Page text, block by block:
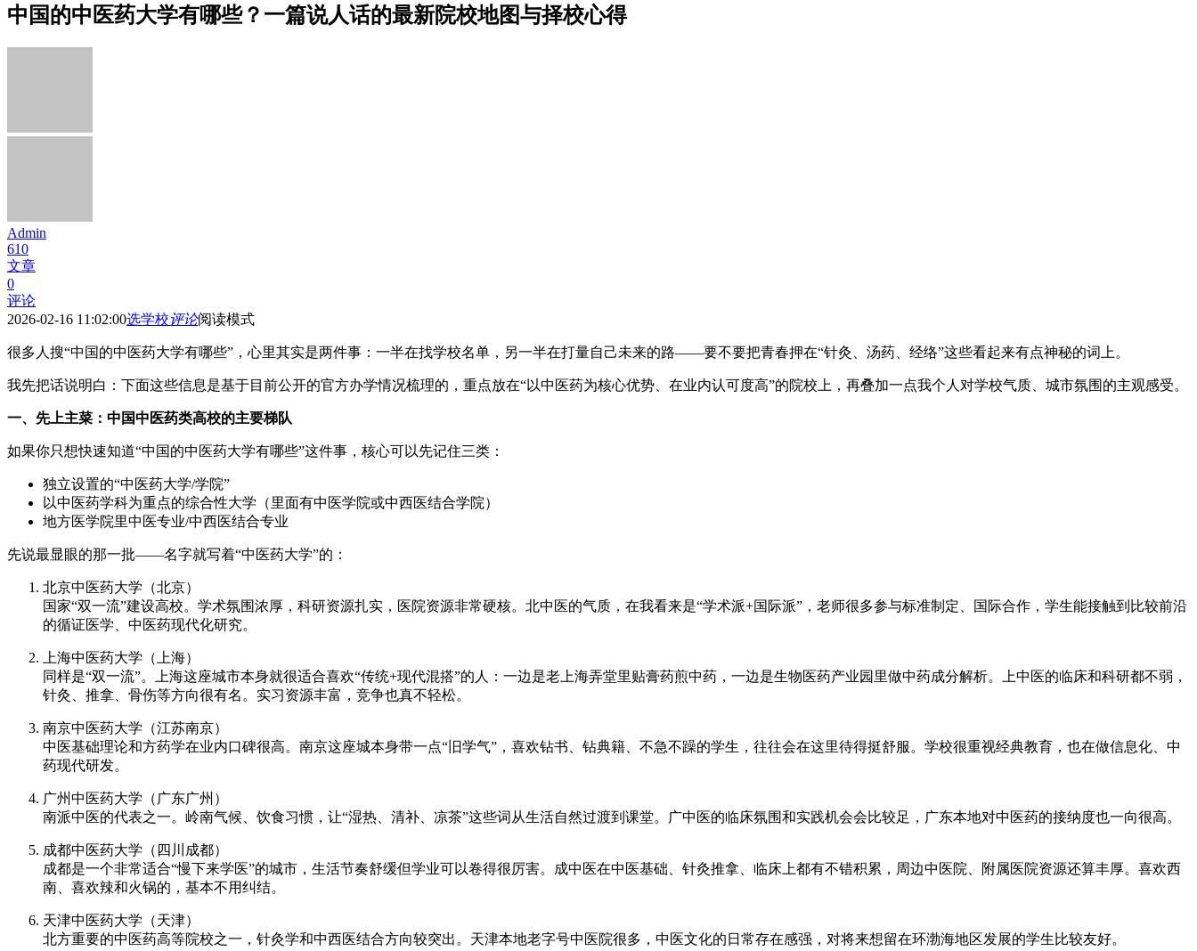
中国的中医药大学有哪些？一篇说人话的最新院校地图与择校心得
Admin
610
文章
0
评论
2026-02-16 11:02:00选学校评论阅读模式
很多人搜“中国的中医药大学有哪些”，心里其实是两件事：一半在找学校名单，另一半在打量自己未来的路——要不要把青春押在“针灸、汤药、经络”这些看起来有点神秘的词上。
我先把话说明白：下面这些信息是基于目前公开的官方办学情况梳理的，重点放在“以中医药为核心优势、在业内认可度高”的院校上，再叠加一点我个人对学校气质、城市氛围的主观感受。
一、先上主菜：中国中医药类高校的主要梯队
如果你只想快速知道“中国的中医药大学有哪些”这件事，核心可以先记住三类：
独立设置的“中医药大学/学院”
以中医药学科为重点的综合性大学（里面有中医学院或中西医结合学院）
地方医学院里中医专业/中西医结合专业
先说最显眼的那一批——名字就写着“中医药大学”的：
北京中医药大学（北京）
国家“双一流”建设高校。学术氛围浓厚，科研资源扎实，医院资源非常硬核。北中医的气质，在我看来是“学术派+国际派”，老师很多参与标准制定、国际合作，学生能接触到比较前沿
的循证医学、中医药现代化研究。
上海中医药大学（上海）
同样是“双一流”。上海这座城市本身就很适合喜欢“传统+现代混搭”的人：一边是老上海弄堂里贴膏药煎中药，一边是生物医药产业园里做中药成分解析。上中医的临床和科研都不弱，
针灸、推拿、骨伤等方向很有名。实习资源丰富，竞争也真不轻松。
南京中医药大学（江苏南京）
中医基础理论和方药学在业内口碑很高。南京这座城本身带一点“旧学气”，喜欢钻书、钻典籍、不急不躁的学生，往往会在这里待得挺舒服。学校很重视经典教育，也在做信息化、中
药现代研发。
广州中医药大学（广东广州）
南派中医的代表之一。岭南气候、饮食习惯，让“湿热、清补、凉茶”这些词从生活自然过渡到课堂。广中医的临床氛围和实践机会会比较足，广东本地对中医药的接纳度也一向很高。
成都中医药大学（四川成都）
成都是一个非常适合“慢下来学医”的城市，生活节奏舒缓但学业可以卷得很厉害。成中医在中医基础、针灸推拿、临床上都有不错积累，周边中医院、附属医院资源还算丰厚。喜欢西
南、喜欢辣和火锅的，基本不用纠结。
天津中医药大学（天津）
北方重要的中医药高等院校之一，针灸学和中西医结合方向较突出。天津本地老字号中医院很多，中医文化的日常存在感强，对将来想留在环渤海地区发展的学生比较友好。